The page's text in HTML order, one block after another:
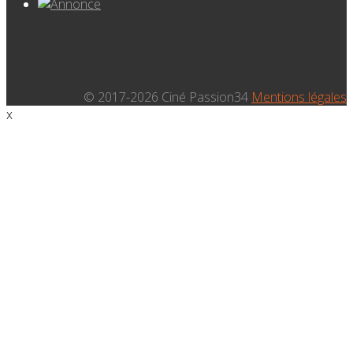
© 2017-2026 Ciné Passion34 Mentions légales
x